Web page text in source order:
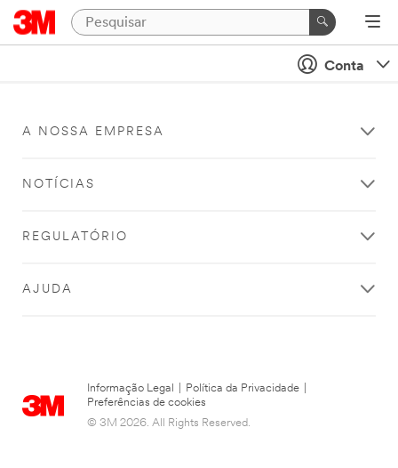
Conta
A NOSSA EMPRESA
NOTÍCIAS
REGULATÓRIO
AJUDA
Informação Legal Política da Privacidade
Preferências de cookies
© 3M 2026. All Rights Reserved.